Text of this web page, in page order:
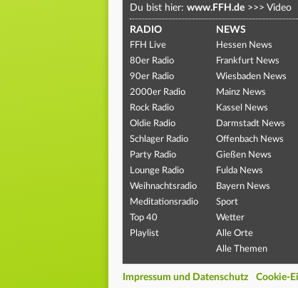
Du bist hier: www.FFH.de >>> Video
RADIO
FFH Live
80er Radio
90er Radio
2000er Radio
Rock Radio
Oldie Radio
Schlager Radio
Party Radio
Lounge Radio
Weihnachtsradio
Meditationsradio
Top 40
Playlist
NEWS
Hessen News
Frankfurt News
Wiesbaden News
Mainz News
Kassel News
Darmstadt News
Offenbach News
Gießen News
Fulda News
Bayern News
Sport
Wetter
Alle Orte
Alle Themen
Impressum und Datenschutz Cookie-